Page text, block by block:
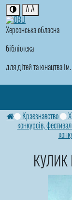
Херсонська обласна
бібліотека
для дітей та юнацтва
A A
Краєзнавство
конкурсів,
КУЛИК